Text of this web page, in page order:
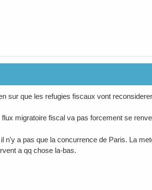
sur que les refugies fiscaux vont
flux migratoire fiscal va pas forcement se
il n'y a pas que la concurrence de Paris. La
a qq chose la-bas.